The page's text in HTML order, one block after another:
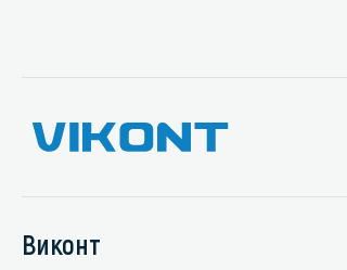
Виконт